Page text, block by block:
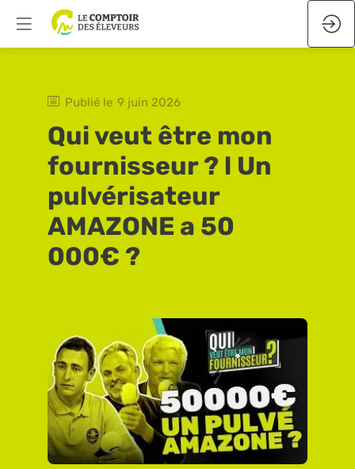
Publié le 9 juin 2026
Qui veut être mon
fournisseur ? l Un
pulvérisateur
AMAZONE a 50
000€ ?